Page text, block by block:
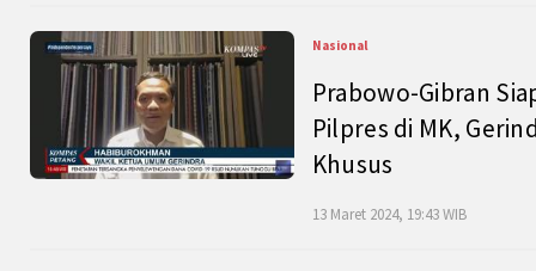
Nasional
Prabowo-Gibran
Pilpres di MK,
Khusus
13 Maret 2024, 19:43 WIB